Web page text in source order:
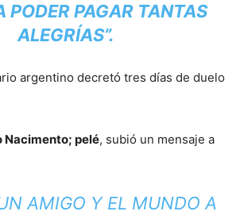
PODER PAGAR TANTAS
ALEGRÍAS”.
argentino decretó tres días de duelo
Nacimento; pelé, subió un mensaje a
AMIGO Y EL MUNDO A